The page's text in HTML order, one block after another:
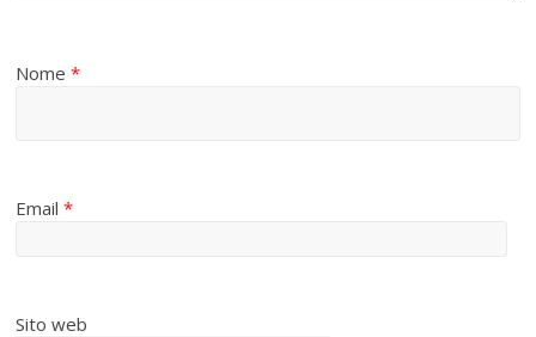
Nome*
Email*
Sito web